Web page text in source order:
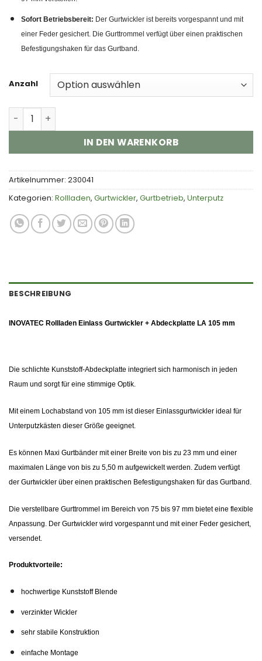
Sofort Betriebsbereit: Der Gurtwickler ist bereits vorgespannt und mit
einer Feder gesichert. Die Gurttrommel verfügt über einen praktischen
Befestigungshaken für das Gurtband.
Anzahl
INOVATEC Rollladen Einlass Gurtwickler + Abdeckplatte
IN DEN WARENKORB
Artikelnummer: 230041
Kategorien: Rollladen, Gurtwickler, Gurtbetrieb, Unterputz
BESCHREIBUNG
INOVATEC Rollladen Einlass Gurtwickler + Abdeckplatte LA 105 mm
Die schlichte Kunststoff-Abdeckplatte integriert sich harmonisch in jeden
Raum und sorgt für eine stimmige Optik.
Mit einem Lochabstand von 105 mm ist dieser Einlassgurtwickler ideal für
Unterputzkästen dieser Größe geeignet.
Es können Maxi Gurtbänder mit einer Breite von bis zu 23 mm und einer
maximalen Länge von bis zu 5,50 m aufgewickelt werden. Zudem verfügt
der Gurtwickler über einen praktischen Befestigungshaken für das Gurtband.
Die verstellbare Gurttrommel im Bereich von 75 bis 97 mm bietet eine flexible
Anpassung. Der Gurtwickler wird vorgespannt und mit einer Feder gesichert,
versendet.
Produktvorteile:
hochwertige Kunststoff Blende
verzinkter Wickler
sehr stabile Konstruktion
einfache Montage